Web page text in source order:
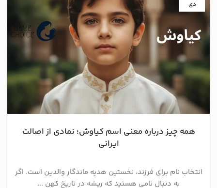
دی
همه چیز درباره معنی اسم کیاوش؛ نمادی از اصالت
ایرانی
انتخاب نام برای فرزند، نخستین هدیه ماندگار والدین است. اگر
به دنبال نامی هستید که ریشه در تاریخ کهن ...